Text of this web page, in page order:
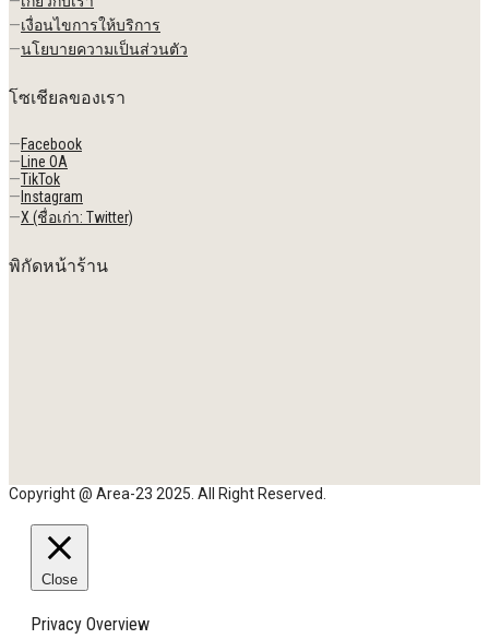
—เงื่อนไขการให้บริการ
—นโยบายความเป็นส่วนตัว
โซเชียลของเรา
—Facebook
— Line OA
—TikTok
— Instagram
—X (ชื่อเก่า: Twitter)
พิกัดหน้าร้าน
Copyright @ Area-23 2025. All Right Reserved.
Close
Privacy Overview